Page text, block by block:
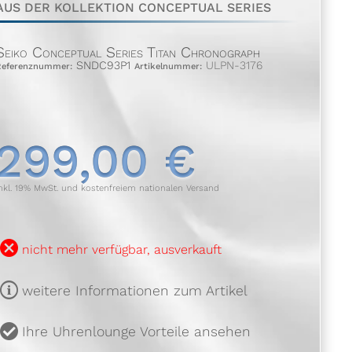
DER KOLLEKTION CONCEPTUAL SERIES
Conceptual Series Titan Chronograph
SNDC93P1 Artikelnummer:ULPN-3176
€
19% MwSt. und kostenfreiem nationalen Versand
nicht mehr verfügbar, ausverkauft
weitere Informationen zum Artikel
Ihre Uhrenlounge Vorteile ansehen